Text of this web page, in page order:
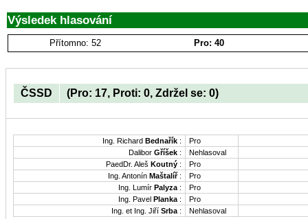
Výsledek hlasování
Přítomno: 52 Pro: 40
ČSSD (Pro: 17, Proti: 0, Zdržel se: 0)
Ing. Richard Bednařík :
Pro
Dalibor Gříšek :
Nehlasoval
PaedDr. Aleš Koutný :
Pro
Ing. Antonín Maštalíř:
Pro
Ing. Lumír Palyza :
Pro
Ing. Pavel Planka :
Pro
Ing. et Ing. Jiří Srba : Nehlasoval